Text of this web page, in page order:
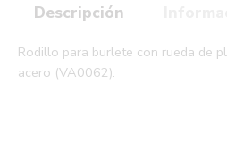
Descripción
Rodillo para burlete con rueda de
acero (VA0062).